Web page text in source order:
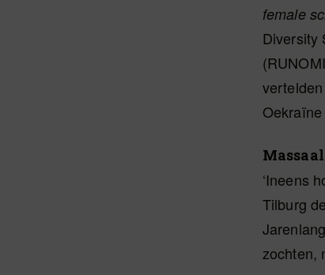
female
Diversity
‘Ineens
Tilburg
zochten,